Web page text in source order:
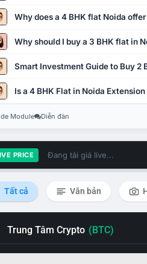
Why does a 4 BHK flat Noida
Why should I buy a 3 BHK flat in
Smart Investment Guide to Buy 2
Is a 4 BHK Flat in Noida
Module Diễn đàn
PRICE Đang tải giá live...
Tất cả Văn bản
Trung Tâm Crypto (BTC)